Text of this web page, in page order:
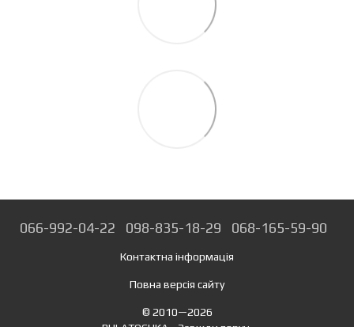
066-992-04-22 098-835-18-29 068-165-59-90
Контактна інформація
Повна версія сайту
© 2010—2026